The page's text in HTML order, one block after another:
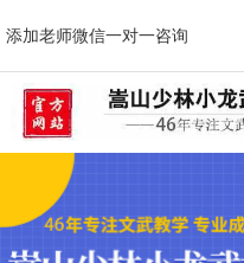
添加老师微信一对一咨询